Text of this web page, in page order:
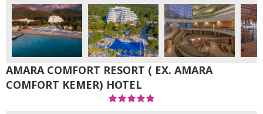
AMARA COMFORT RESORT ( EX. AMARA
COMFORT KEMER) HOTEL